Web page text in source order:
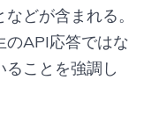
どが含まれる。
のAPI応答ではな
ることを強調し